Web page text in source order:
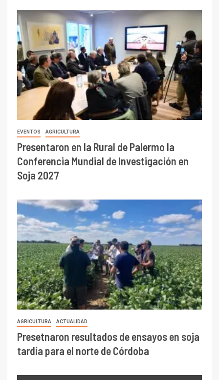
EVENTOS AGRICULTURA
Presentaron en la Rural de Palermo la
Conferencia Mundial de Investigación en
Soja 2027
AGRICULTURA ACTUALIDAD
Presetnaron resultados de ensayos en soja
tardía para el norte de Córdoba